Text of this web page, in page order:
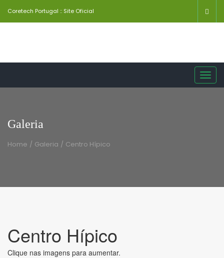
Coretech Portugal :: Site Oficial
Galeria
Home / Galeria / Centro Hípico
Centro Hípico
Clique nas imagens para aumentar.